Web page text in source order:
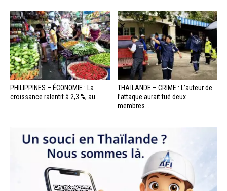
PHILIPPINES – ÉCONOMIE : La
croissance ralentit à 2,3 %, au...
THAÏLANDE – CRIME : L’auteur de
l’attaque aurait tué deux
membres...